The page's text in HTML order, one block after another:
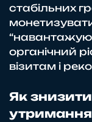
стабільних
органічний
візитам і
Як
утримання